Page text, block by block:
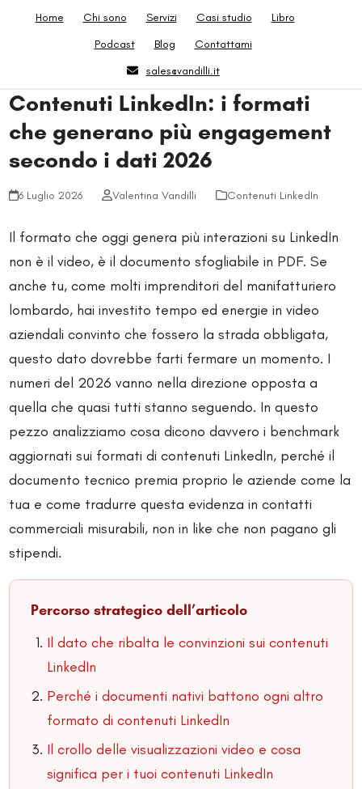
Home Chi sono Servizi Casi studio
Libro
Podcast
Blog
Contattami
sales@vandilli.it
Contenuti LinkedIn: i formati
che generano più engagement
secondo i dati 2026
6 Luglio 2026 Valentina Vandilli Contenuti LinkedIn
Il formato che oggi genera più interazioni su LinkedIn
non è il video, è il documento sfogliabile in PDF. Se
anche tu, come molti imprenditori del manifatturiero
lombardo, hai investito tempo ed energie in video
aziendali convinto che fossero la strada obbligata,
questo dato dovrebbe farti fermare un momento. I
numeri del 2026 vanno nella direzione opposta a
quella che quasi tutti stanno seguendo. In questo
pezzo analizziamo cosa dicono davvero i benchmark
aggiornati sui formati di contenuti LinkedIn, perché il
documento tecnico premia proprio le aziende come la
tua e come tradurre questa evidenza in contatti
commerciali misurabili, non in like che non pagano gli
stipendi.
Percorso strategico dell’articolo
Il dato che ribalta le convinzioni sui contenuti
LinkedIn
Perché i documenti nativi battono ogni altro
formato di contenuti LinkedIn
Il crollo delle visualizzazioni video e cosa
significa per i tuoi contenuti LinkedIn